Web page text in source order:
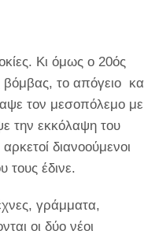
Κι όμως ο 20ός
το απόγειο
τον μεσοπόλεμο με
την εκκόλαψη του
διανοούμενοι
τους έδινε.
γράμματα,
οι δύο νέοι